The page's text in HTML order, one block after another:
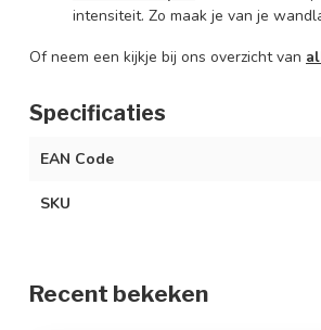
intensiteit. Zo maak je van je
Of neem een kijkje bij ons overzicht van
Specificaties
EAN Code
SKU
Recent bekeken